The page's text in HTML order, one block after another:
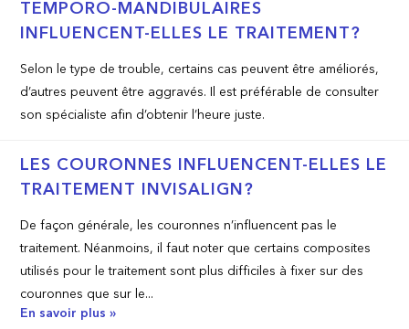
TEMPORO-MANDIBULAIRES
INFLUENCENT-ELLES LE TRAITEMENT?
Selon le type de trouble, certains cas peuvent être améliorés,
d’autres peuvent être aggravés. Il est préférable de consulter
son spécialiste afin d’obtenir l’heure juste.
LES COURONNES INFLUENCENT-ELLES LE
TRAITEMENT INVISALIGN?
De façon générale, les couronnes n’influencent pas le
traitement. Néanmoins, il faut noter que certains composites
utilisés pour le traitement sont plus difficiles à fixer sur des
couronnes que sur le...
En savoir plus »